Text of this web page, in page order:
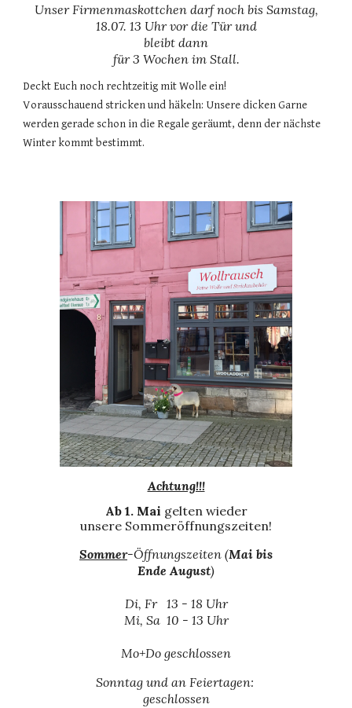
Unser Firmenmaskottchen darf noch bis Samstag,
18.07. 13 Uhr vor die Tür und
bleibt dann
für 3 Wochen im Stall.
Deckt Euch noch rechtzeitig mit Wolle ein!
Vorausschauend stricken und häkeln: Unsere dicken Garne
werden gerade schon in die Regale geräumt, denn der nächste
Winter kommt bestimmt.
Achtung!!!
Ab 1. Mai gelten wieder
unsere Sommeröffnungszeiten!
Sommer-Öffnungszeiten (Mai bis
Ende August)
Di, Fr 13 - 18 Uhr
Mi, Sa 10 - 13 Uhr
Mo+Do geschlossen
Sonntag und an Feiertagen:
geschlossen